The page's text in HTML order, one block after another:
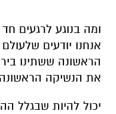
ומה בנוגע לרגעים
אנחנו יודעים
הראשונה ששתינו
את הנשיקה
יכול להיות שבגלל